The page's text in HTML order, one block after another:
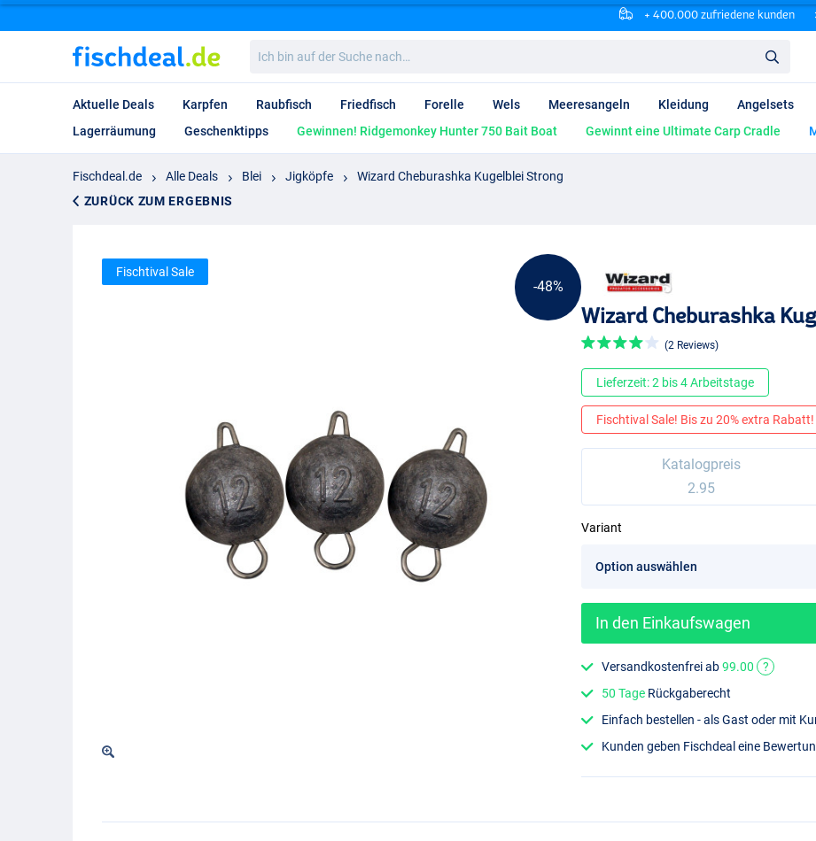
+ 400.000 zufriedene kunden
bin
auf
Suche
nach…
Aktuelle Deals Karpfen Raubfisch Friedfisch Forelle Wels Meeresangeln Kleidung Angelsets
Lagerräumung
Geschenktipps Gewinnen! Ridgemonkey Hunter 750 Bait Boat Gewinnt eine Ultimate Carp Cradle
Fischdeal.de Alle Deals Blei Jigköpfe
Wizard Cheburashka Kugelblei Strong
ZURÜCK ZUM ERGEBNIS
-48%
Fischtival Sale
Wizard Cheburashka
(2 Reviews)
Lieferzeit: 2 bis 4 Arbeitstage
Fischtival Sale! Bis zu 20% extra
Katalogpreis
2.95
Variant
In den Einkaufswagen
Versandkostenfrei ab99.00
?
50 Tage Rückgaberecht
Einfach bestellen - als Gast oder mit
Kunden geben Fischdeal eine